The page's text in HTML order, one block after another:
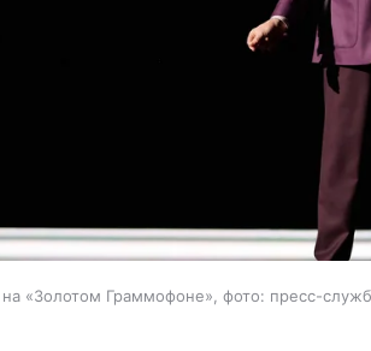
на «Золотом Граммофоне», фото: пресс-